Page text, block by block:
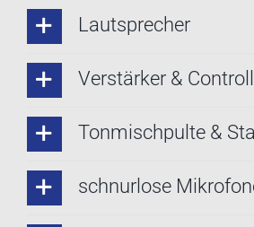
Lautsprecher
Verstärker &
Tonmischpulte &
schnurlose